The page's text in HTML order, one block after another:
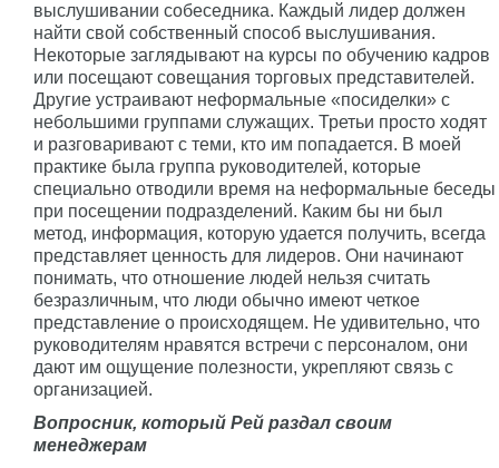
выслушивании собеседника. Каждый лидер должен
найти свой собственный способ выслушивания.
Некоторые заглядывают на курсы по обучению кадров
или посещают совещания торговых представителей.
Другие устраивают неформальные «посиделки» с
небольшими группами служащих. Третьи просто ходят
и разговаривают с теми, кто им попадается. В моей
практике была группа руководителей, которые
специально отводили время на неформальные беседы
при посещении подразделений. Каким бы ни был
метод, информация, которую удается получить, всегда
представляет ценность для лидеров. Они начинают
понимать, что отношение людей нельзя считать
безразличным, что люди обычно имеют четкое
представление о происходящем. Не удивительно, что
руководителям нравятся встречи с персоналом, они
дают им ощущение полезности, укрепляют связь с
организацией.
Вопросник, который Рей раздал своим
менеджерам